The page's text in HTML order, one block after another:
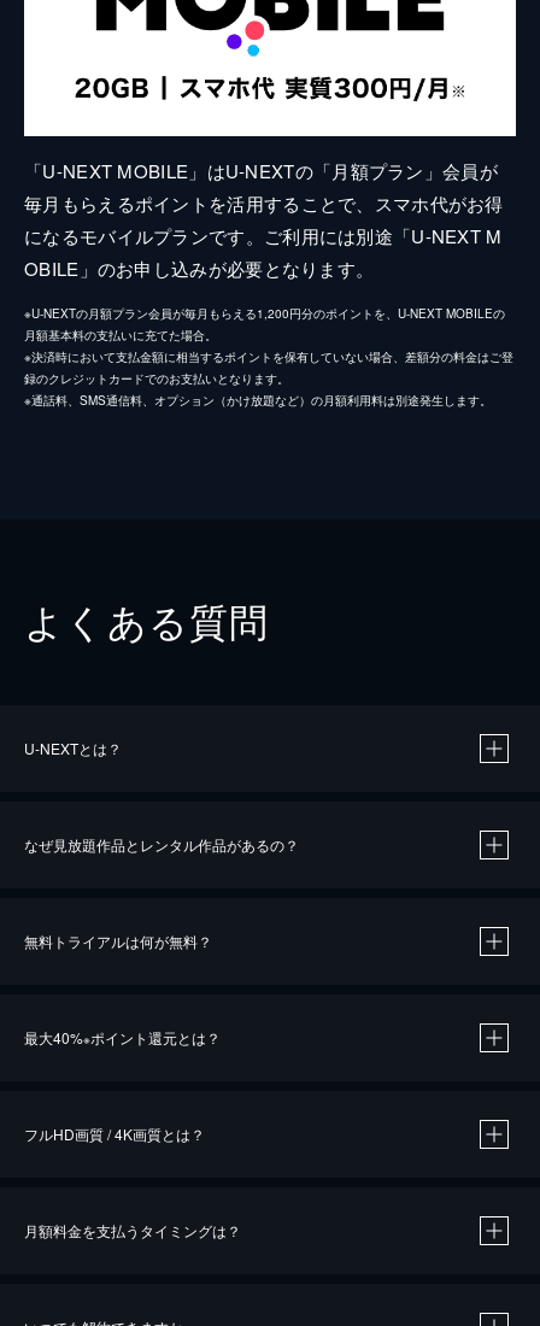
「U-NEXT MOBILE」はU-NEXTの「月額プラン」会員が
毎月もらえるポイントを活用することで、スマホ代がお得
になるモバイルプランです。ご利用には別途「U-NEXT M
OBILE」のお申し込みが必要となります。
※U-NEXTの月額プラン会員が毎月もらえる1,200円分のポイントを、U-NEXT MOBILEの
月額基本料の支払いに充てた場合。
※決済時において支払金額に相当するポイントを保有していない場合、差額分の料金はご登
録のクレジットカードでのお支払いとなります。
※通話料、SMS通信料、オプション（かけ放題など）の月額利用料は別途発生します。
よくある質問
U-NEXTとは？
なぜ見放題作品とレンタル作品があるの？
無料トライアルは何が無料？
最大40%※ポイント還元とは？
※40％ポイント還元の対象は、クレジットカード決済による作品の購入 / レンタルです。
iOSアプリのUコイン決済による作品の購入 / レンタルは、20％のポイント還元です。
フルHD画質 / 4K画質とは？
月額料金を支払うタイミングは？